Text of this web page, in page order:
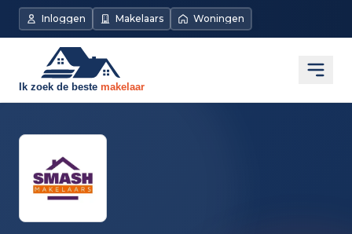
Direct naar de inhoud
Inloggen Makelaars Woningen